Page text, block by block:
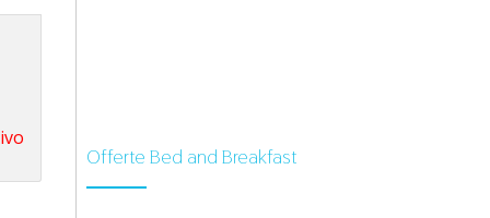
Offerte Bed and Breakfast